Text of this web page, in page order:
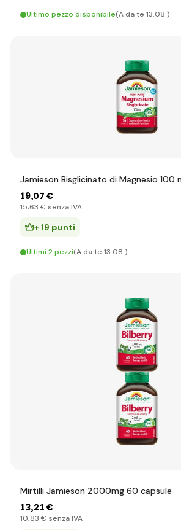
Ultimo pezzo disponibile(A da te 13.08.)
Jamieson Bisglicinato di Magnesio 100
19,07 €
15,63 € senza IVA
+ 19 punti
Ultimi 2 pezzi(A da te 13.08.)
Mirtilli Jamieson 2000mg 60 capsule
13,21 €
10,83 € senza IVA